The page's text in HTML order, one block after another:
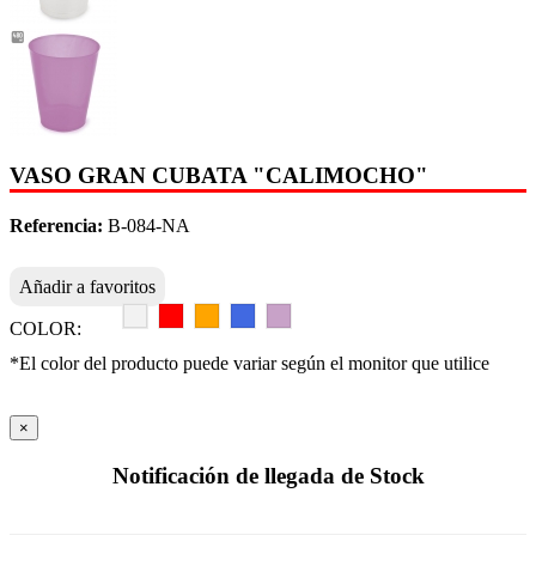
VASO GRAN CUBATA "CALIMOCHO"
Referencia: B-084-NA
Añadir a favoritos
COLOR:
*El color del producto puede variar según el monitor que utilice
×
Notificación de llegada de Stock